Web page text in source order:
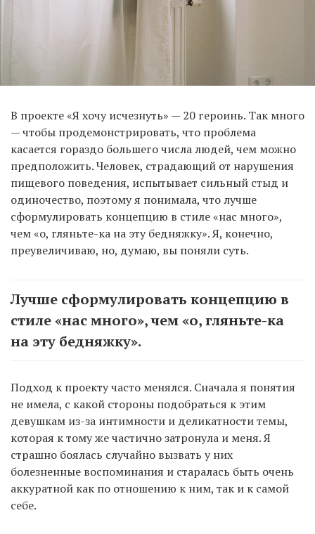
В проекте «Я хочу исчезнуть» — 20 героинь. Так много
— чтобы продемонстрировать, что проблема
касается гораздо большего числа людей, чем можно
предположить. Человек, страдающий от нарушения
пищевого поведения, испытывает сильный стыд и
одиночество, поэтому я понимала, что лучше
сформулировать концепцию в стиле «нас много»,
чем «о, гляньте-ка на эту бедняжку». Я, конечно,
преувеличиваю, но, думаю, вы поняли суть.
Лучше сформулировать концепцию в
стиле «нас много», чем «о, гляньте-ка
на эту бедняжку».
Подход к проекту часто менялся. Сначала я понятия
не имела, с какой стороны подобраться к этим
девушкам из-за интимности и деликатности темы,
которая к тому же частично затронула и меня. Я
страшно боялась случайно вызвать у них
болезненные воспоминания и старалась быть очень
аккуратной как по отношению к ним, так и к самой
себе.